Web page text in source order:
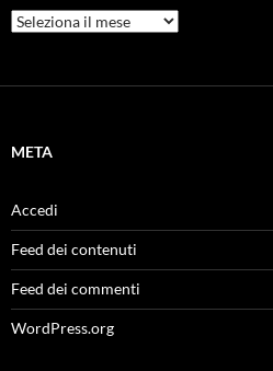
Archivi
META
Accedi
Feed dei contenuti
Feed dei commenti
WordPress.org